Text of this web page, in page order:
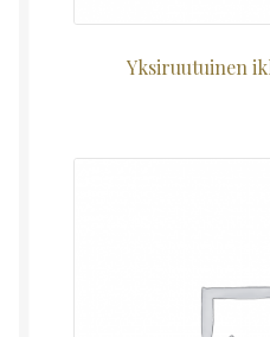
Yksiruutuinen